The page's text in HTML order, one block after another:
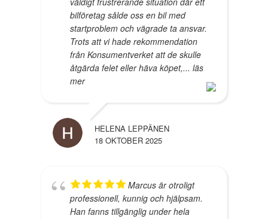
bilföretag sålde oss en bil med
startproblem och vägrade ta ansvar.
Trots att vi hade rekommendation
från Konsumentverket att de skulle
åtgärda felet eller häva köpet,... läs
mer
HELENA LEPPÄNEN
18 OKTOBER 2025
Marcus är otroligt
professionell, kunnig och hjälpsam.
Han fanns tillgänglig under hela